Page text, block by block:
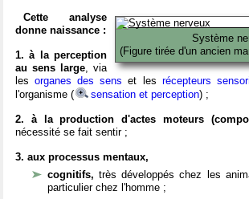
Système
(Figure tirée d'un ancien
Cette analyse
donne naissance :
1. à la perception
au sens large, via
lesorganes des sens et les récepteurs
l'organisme (
sensation et perception) ;
2. à la production d'actes moteurs
nécessité se fait sentir ;
3. aux processus mentaux,
cognitifs,très développés chez les
particulier chez l'homme ;